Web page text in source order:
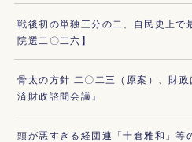
戦後初の単独三分の二、自民史上で
院選二〇二六】
骨太の方針 二〇二三（原案）、財
済財政諮問会議』
頭が悪すぎる経団連「十倉雅和」等